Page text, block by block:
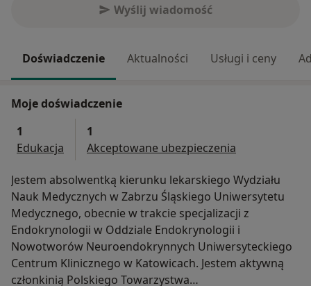
Wyślij wiadomość
Doświadczenie Aktualności Usługi i ceny
Moje doświadczenie
1
Edukacja
1
Akceptowane ubezpieczenia
Jestem absolwentką kierunku lekarskiego Wydziału
Nauk Medycznych w Zabrzu Śląskiego Uniwersytetu
Medycznego, obecnie w trakcie specjalizacji z
Endokrynologii w Oddziale Endokrynologii i
Nowotworów Neuroendokrynnych Uniwersyteckiego
Centrum Klinicznego w Katowicach. Jestem aktywną
członkinią Polskiego Towarzystwa